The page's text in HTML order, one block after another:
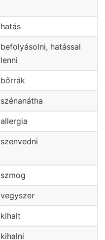
hatás
befolyásolni, hatással
lenni
bőrrák
szénanátha
allergia
szenvedni
szmog
vegyszer
kihalt
kihalni